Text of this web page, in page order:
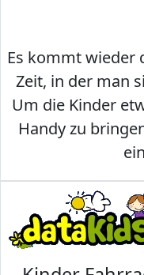
Es kommt wieder
Zeit, in der man
Um die Kinder
Handy zu